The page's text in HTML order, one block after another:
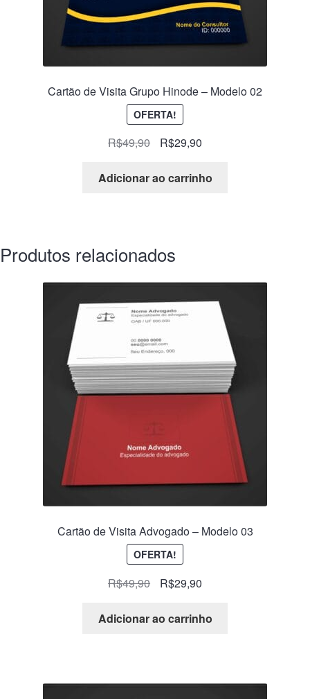
Cartão de Visita Grupo Hinode – Modelo 02
OFERTA!
R$49,90 R$29,90
Adicionar ao carrinho
Produtos relacionados
Cartão de Visita Advogado – Modelo 03
OFERTA!
R$49,90 R$29,90
Adicionar ao carrinho